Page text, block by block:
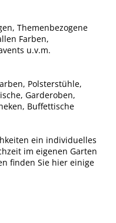
Themenbezogene
Farben,
u.v.m.
Polsterstühle,
Garderoben,
Buffettische
ein individuelles
im eigenen Garten
finden Sie hier einige